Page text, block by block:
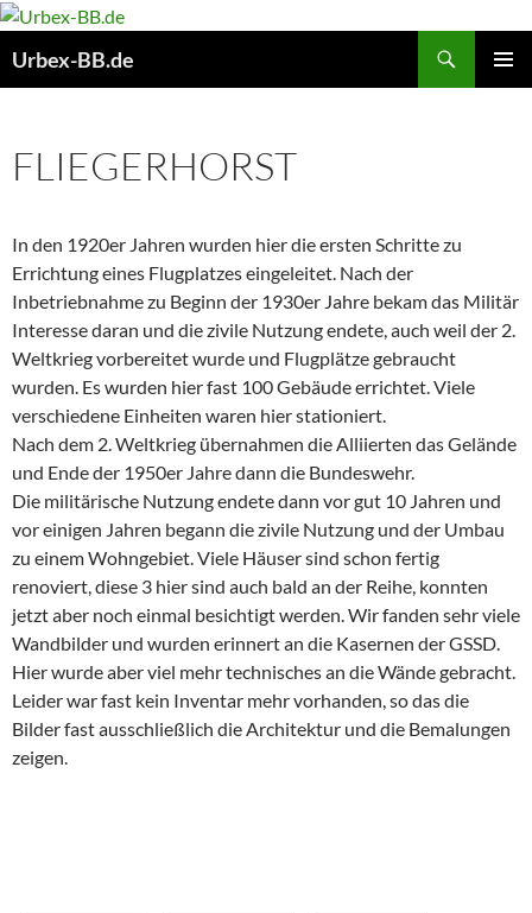
Urbex-BB.de
FLIEGERHORST
In den 1920er Jahren wurden hier die ersten Schritte zu
Errichtung eines Flugplatzes eingeleitet. Nach der
Inbetriebnahme zu Beginn der 1930er Jahre bekam das Militär
Interesse daran und die zivile Nutzung endete, auch weil der 2.
Weltkrieg vorbereitet wurde und Flugplätze gebraucht
wurden. Es wurden hier fast 100 Gebäude errichtet. Viele
verschiedene Einheiten waren hier stationiert.
Nach dem 2. Weltkrieg übernahmen die Alliierten das Gelände
und Ende der 1950er Jahre dann die Bundeswehr.
Die militärische Nutzung endete dann vor gut 10 Jahren und
vor einigen Jahren begann die zivile Nutzung und der Umbau
zu einem Wohngebiet. Viele Häuser sind schon fertig
renoviert, diese 3 hier sind auch bald an der Reihe, konnten
jetzt aber noch einmal besichtigt werden. Wir fanden sehr viele
Wandbilder und wurden erinnert an die Kasernen der GSSD.
Hier wurde aber viel mehr technisches an die Wände gebracht.
Leider war fast kein Inventar mehr vorhanden, so das die
Bilder fast ausschließlich die Architektur und die Bemalungen
zeigen.